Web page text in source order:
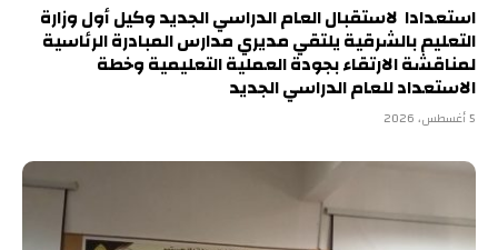
استعدادا لاستقبال العام الدراسي الجديد وكيل أول وزارة
التعليم بالشرقية يلتقي مديري مدارس المبادرة الرئاسية
لمناقشة الارتقاء بجودة العملية التعليمية وخطة
الاستعداد للعام الدراسي الجديد
5 أغسطس، 2026